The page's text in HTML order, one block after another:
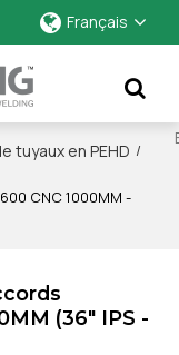
Français
tuyaux en PEHD /
CNC 1000MM -
(36" IPS -